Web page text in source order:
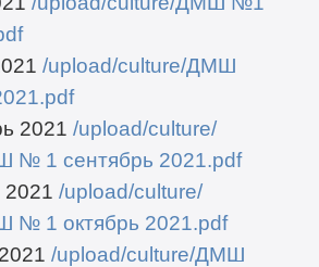
/upload/culture/ДМШ
2021 /upload/culture/
1 сентябрь 2021.pdf
2021 /upload/culture/
1 октябрь 2021.pdf
/upload/culture/ДМШ